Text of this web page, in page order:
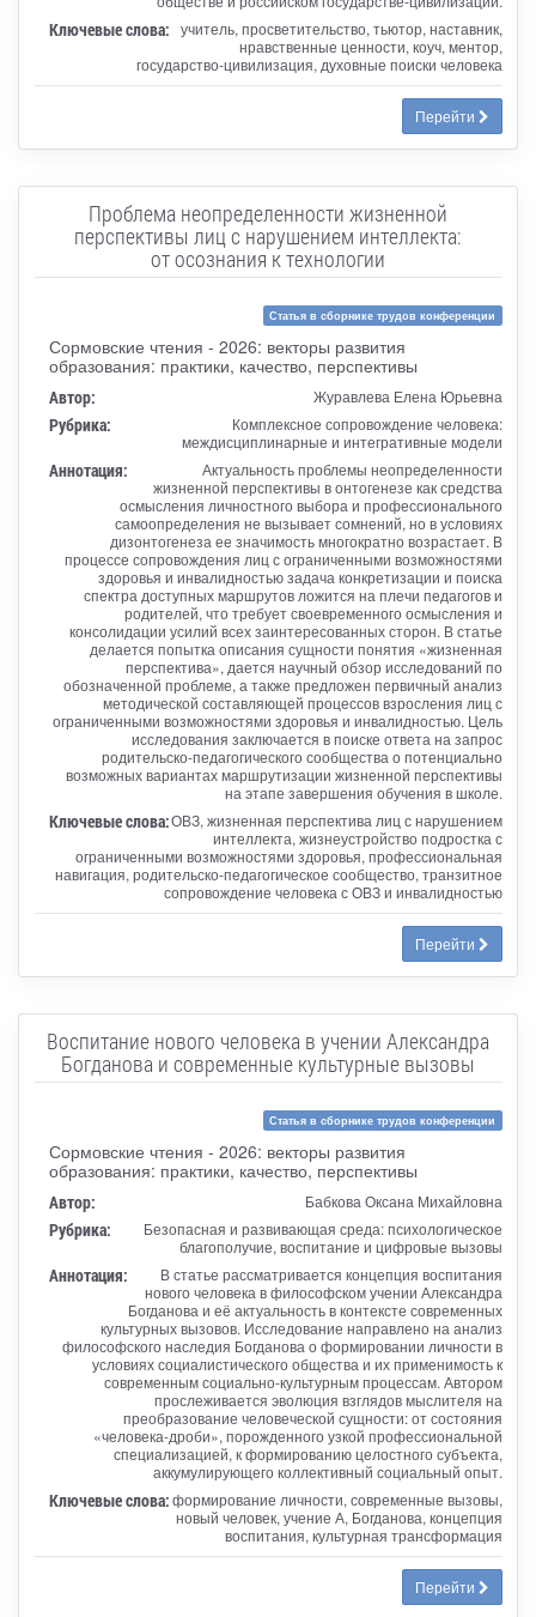
Ключевые слова: учитель, просветительство, тьютор, наставник,
нравственные ценности, коуч, ментор,
государство-цивилизация, духовные поиски человека
Перейти
Проблема неопределенности жизненной
перспективы лиц с нарушением интеллекта:
от осознания к технологии
Статья в сборнике трудов конференции
Сормовские чтения - 2026: векторы развития
образования: практики, качество, перспективы
Автор: Журавлева Елена Юрьевна
Рубрика:
Комплексное сопровождение человека:
междисциплинарные и интегративные модели
Аннотация:
Актуальность проблемы неопределенности
жизненной перспективы в онтогенезе как средства
осмысления личностного выбора и профессионального
самоопределения не вызывает сомнений, но в условиях
дизонтогенеза ее значимость многократно возрастает. В
процессе сопровождения лиц с ограниченными возможностями
здоровья и инвалидностью задача конкретизации и поиска
спектра доступных маршрутов ложится на плечи педагогов и
родителей, что требует своевременного осмысления и
консолидации усилий всех заинтересованных сторон. В статье
делается попытка описания сущности понятия «жизненная
перспектива», дается научный обзор исследований по
обозначенной проблеме, а также предложен первичный анализ
методической составляющей процессов взросления лиц с
ограниченными возможностями здоровья и инвалидностью. Цель
исследования заключается в поиске ответа на запрос
родительско-педагогического сообщества о потенциально
возможных вариантах маршрутизации жизненной перспективы
на этапе завершения обучения в школе.
Ключевые слова:ОВЗ, жизненная перспектива лиц с нарушением
интеллекта, жизнеустройство подростка с
ограниченными возможностями здоровья, профессиональная
навигация, родительско-педагогическое сообщество, транзитное
сопровождение человека с ОВЗ и инвалидностью
Перейти
Воспитание нового человека в учении Александра
Богданова и современные культурные вызовы
Статья в сборнике трудов конференции
Сормовские чтения - 2026: векторы развития
образования: практики, качество, перспективы
Автор: Бабкова Оксана Михайловна
Рубрика:
Безопасная и развивающая среда: психологическое
благополучие, воспитание и цифровые вызовы
Аннотация:
В статье рассматривается концепция воспитания
нового человека в философском учении Александра
Богданова и её актуальность в контексте современных
культурных вызовов. Исследование направлено на анализ
философского наследия Богданова о формировании личности в
условиях социалистического общества и их применимость к
современным социально-культурным процессам. Автором
прослеживается эволюция взглядов мыслителя на
преобразование человеческой сущности: от состояния
«человека-дроби», порожденного узкой профессиональной
специализацией, к формированию целостного субъекта,
аккумулирующего коллективный социальный опыт.
Ключевые слова:формирование личности, современные вызовы,
новый человек, учение А, Богданова, концепция
воспитания, культурная трансформация
Перейти